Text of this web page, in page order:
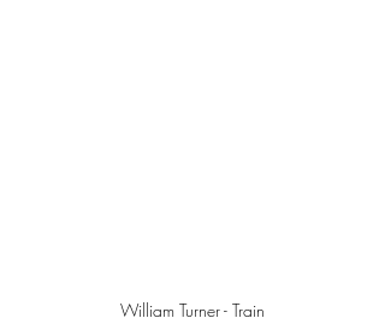
William Turner - Train